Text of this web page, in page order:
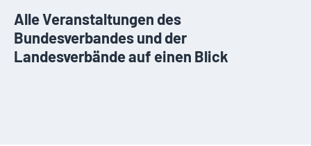
Alle Veranstaltungen des
Bundesverbandes und der
Landesverbände auf einen Blick